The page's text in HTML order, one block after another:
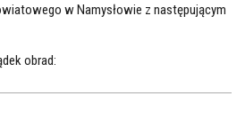
w Namysłowie z następującym
obrad: